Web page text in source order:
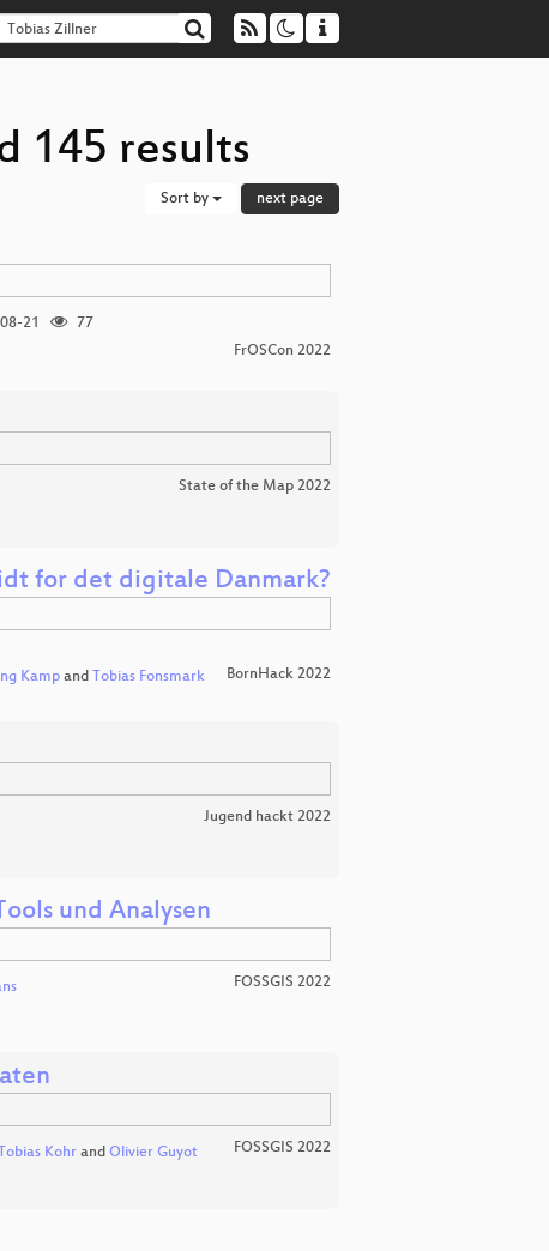
145 results
Sort by next page
21
77
FrOSCon 2022
State of the Map 2022
for det digitale Danmark?
Kamp and Tobias Fonsmark BornHack 2022
Jugend hackt 2022
und Analysen
FOSSGIS 2022
Kohrand Olivier Guyot FOSSGIS 2022